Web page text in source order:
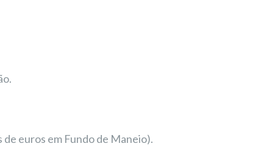
euros em Fundo de Maneio).